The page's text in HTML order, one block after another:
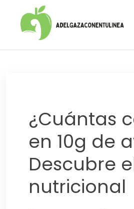
¿Cuántas
en 10g de
Descubre
nutricional